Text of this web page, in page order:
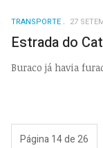
TRANSPORTE 27
Estrada do
Buraco já havia
Página 14 de 26